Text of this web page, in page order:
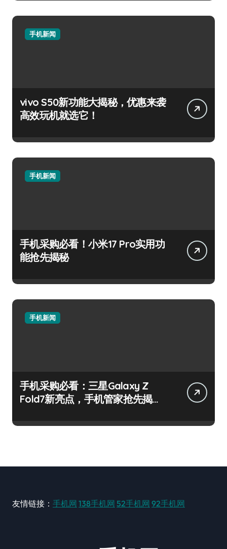
手机新闻
vivo S50新功能大揭秘，优惠来袭
高效玩机就选它！
手机新闻
手机采购必看！小米17 Pro实用功
能抢先揭秘
手机新闻
手机采购必看：三星Galaxy Z
Fold7新亮点，手机管家抢先揭
友情链接： 手机网 138手机网 52手机网 92手机网